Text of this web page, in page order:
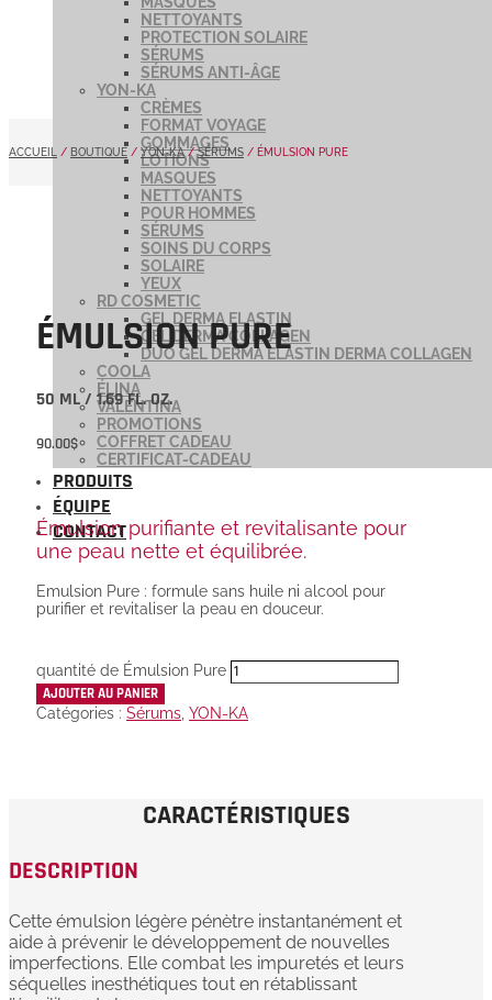
NETTOYANTS
PROTECTION SOLAIRE
SÉRUMS
SÉRUMS ANTI-ÂGE
YON-KA
CRÈMES
FORMAT VOYAGE
GOMMAGES
LOTIONS
MASQUES
NETTOYANTS
POUR HOMMES
SÉRUMS
SOINS DU CORPS
SOLAIRE
YEUX
RD COSMETIC
GEL DERMA ELASTIN
GEL DERMA COLLAGEN
DUO GEL DERMA ELASTIN DERMA COLLAGEN
COOLA
ÉLINA
VALENTINA
PROMOTIONS
COFFRET CADEAU
CERTIFICAT-CADEAU
PRODUITS
ÉQUIPE
CONTACT
ACCUEIL / BOUTIQUE / YON-KA/SÉRUMS / ÉMULSION PURE
ÉMULSION PURE
50 ML / 1.69 FL. OZ.
90.00$
Émulsion purifiante et revitalisante pour
une peau nette et équilibrée.
Emulsion Pure : formule sans huile ni alcool pour
purifier et revitaliser la peau en douceur.
quantité de Émulsion Pure
AJOUTER AU PANIER
Catégories : Sérums, YON-KA
CARACTÉRISTIQUES
DESCRIPTION
Cette émulsion légère pénètre instantanément et
aide à prévenir le développement de nouvelles
imperfections. Elle combat les impuretés et leurs
séquelles inesthétiques tout en rétablissant